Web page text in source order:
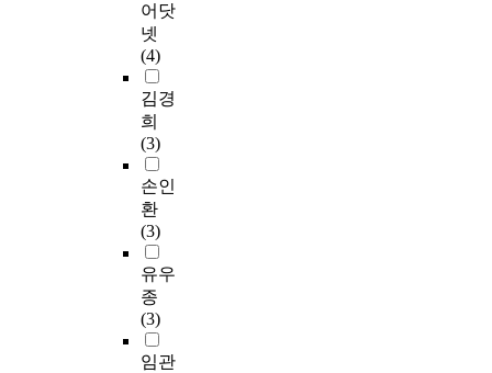
어닷
넷
(4)
김경
희
(3)
손인
환
(3)
유우
종
(3)
임관